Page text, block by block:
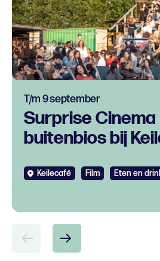
Surprise Cinema
buitenbios bij
T/m 9 september
Keilecafé Film Eten en